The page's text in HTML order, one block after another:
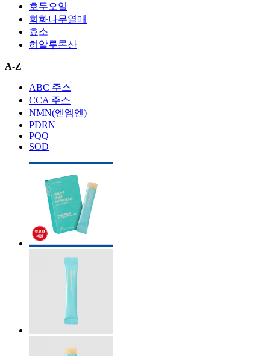
호두오일
회화나무열매
효소
히알루론산
A-Z
ABC 주스
CCA 주스
NMN(엔엠엔)
PDRN
PQQ
SOD